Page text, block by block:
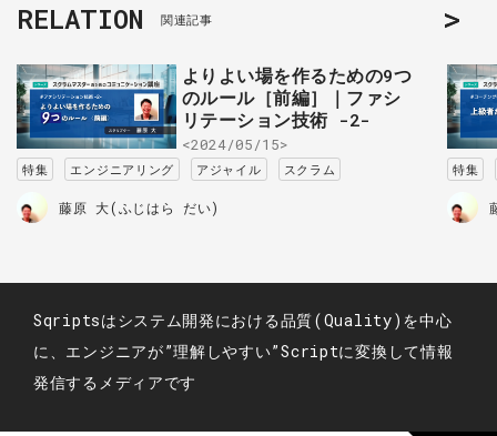
RELATION 関連記事
よりよい場を作るための9つ
のルール［前編］｜ファシ
リテーション技術 -2-
<2024/05/15>
特集 エンジニアリング アジャイル スクラム
藤原 大(ふじはら だい)
特集
Sqriptsはシステム開発における品質(Quality)を中心
に、エンジニアが”理解しやすい”Scriptに変換して情報
発信するメディアです